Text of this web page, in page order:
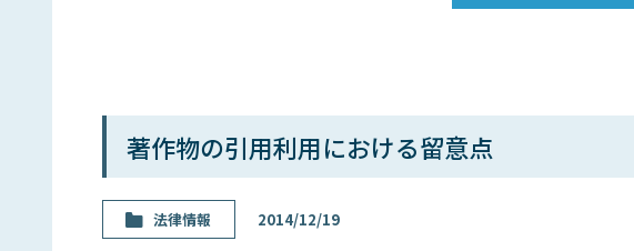
著作物の引用利用における留意点
法律情報 2014/12/19